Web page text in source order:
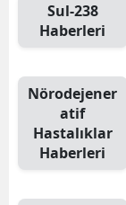
Sul-238
Haberleri
Nörodejener
atif
Hastalıklar
Haberleri